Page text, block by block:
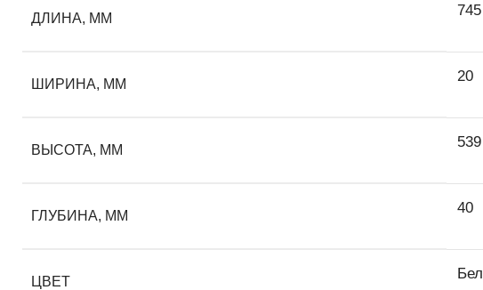
ДЛИНА, ММ 745
ШИРИНА, ММ 20
ВЫСОТА, ММ 539
ГЛУБИНА, ММ 40
ЦВЕТ